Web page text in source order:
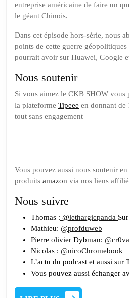
entreprise américaine de faire un
le géant Chinois.
Dans cet épisode hors-série, nous
points de cette guerre
pourrait avoir sur Huawei, Google
Nous soutenir
Si vous aimez le CKB SHOW vous
la plateforme Tipeee en donnant de
tout sans engagement
Vous pouvez aussi nous soutenir
produits amazon via nos liens
Nous suivre
Thomas : @lethargicpanda
Mathieu: @profduweb
Pierre olivier Dybman:
Nicolas : @nicoChromebook
L’actu du podcast et aussi sur
Vous pouvez aussi échanger
LIRE